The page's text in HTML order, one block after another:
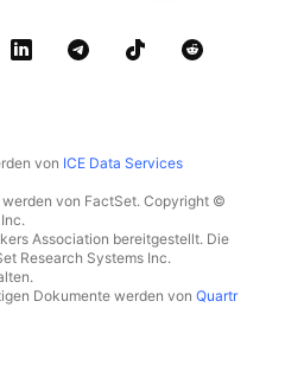
von ICE Data Services
von FactSet. Copyright ©
Association bereitgestellt. Die
Research Systems Inc.
Dokumente werden von Quartr